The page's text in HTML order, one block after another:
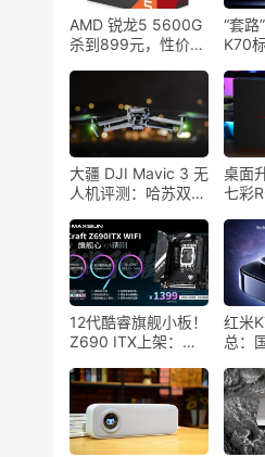
AMD 锐龙5 5600G
杀到899元，性价比
“套路
K70
冰会
大疆 DJI Mavic 3 无
人机评测：哈苏双
航！
桌面
七彩
测评
12代酷睿旗舰小板！
Z690 ITX上架：双
全！
红米
总：
定？